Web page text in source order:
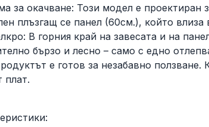
за окачване: Този модел е
плъзгащ се панел (60см.), който
В горния край на завесата и на
бързо и лесно – само с едно
е готов за незабавно
плат.